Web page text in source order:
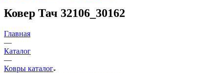
Ковер Тач 32106_30162
Главная
—
Каталог
—
Ковры каталог